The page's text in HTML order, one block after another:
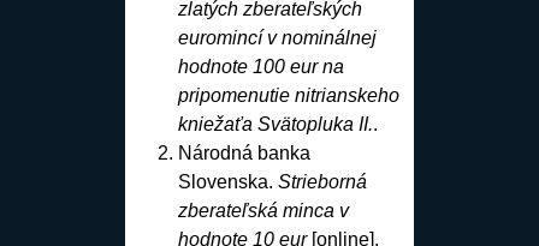
zlatých zberateľských
euromincí v nominálnej
hodnote 100 eur na
pripomenutie nitrianskeho
kniežaťa Svätopluka II..
Národná banka
Slovenska. Strieborná
zberateľská minca v
hodnote 10 eur[online].